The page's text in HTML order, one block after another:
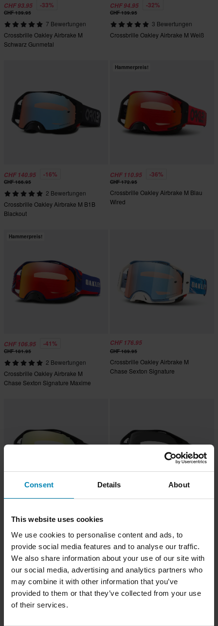
Consent Details About
This website uses cookies
We use cookies to personalise content and ads, to
provide social media features and to analyse our traffic.
We also share information about your use of our site with
our social media, advertising and analytics partners who
may combine it with other information that you’ve
provided to them or that they’ve collected from your use
of their services.
CHF 93.95 -33%
CHF 139.95
7 Bewertungen
Crossbrille Oakley Airbrake M
Schwarz Gunmetal
CHF 94.95 -32%
CHF 139.95
3 Bewertungen
Crossbrille Oakley Airbrake M Weiß
CHF 140.95 -16%
CHF 166.95
2 Bewertungen
Crossbrille Oakley Airbrake M B1B
Blackout
Hammerpreis!
CHF 110.95 -36%
CHF 172.95
Crossbrille Oakley Airbrake M Blau
Wired
Hammerpreis!
CHF 106.95 -41%
CHF 181.95
2 Bewertungen
Crossbrille Oakley Airbrake M
Chase Sexton Signature Maxime
CHF 176.95
CHF 189.95
Crossbrille Oakley Airbrake M
Chase Sexton Signature
CHF 164.95
1 Bewertungen
Crossbrille Oakley Airbrake M
Jeffrey Herlings Signature Iridium
Crossbrille Oakley Airbrake M MX